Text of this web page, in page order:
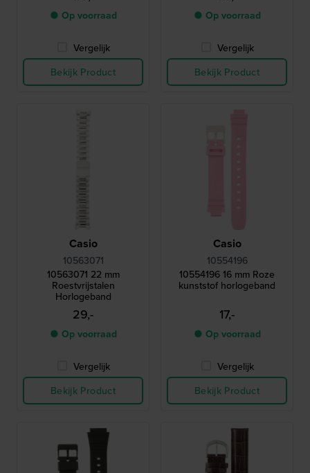
● Op voorraad
Vergelijk
Bekijk Product
● Op voorraad
Vergelijk
Bekijk Product
Casio
10563071
10563071 22 mm
Roestvrijstalen
Horlogeband
29,-
● Op voorraad
Vergelijk
Bekijk Product
Casio
10554196
10554196 16 mm Roze
kunststof horlogeband
17,-
● Op voorraad
Vergelijk
Bekijk Product